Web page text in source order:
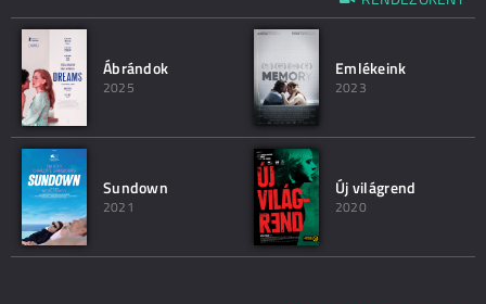
Ábrándok
2025
Emlékeink
2023
Sundown
2021
Új világrend
2020